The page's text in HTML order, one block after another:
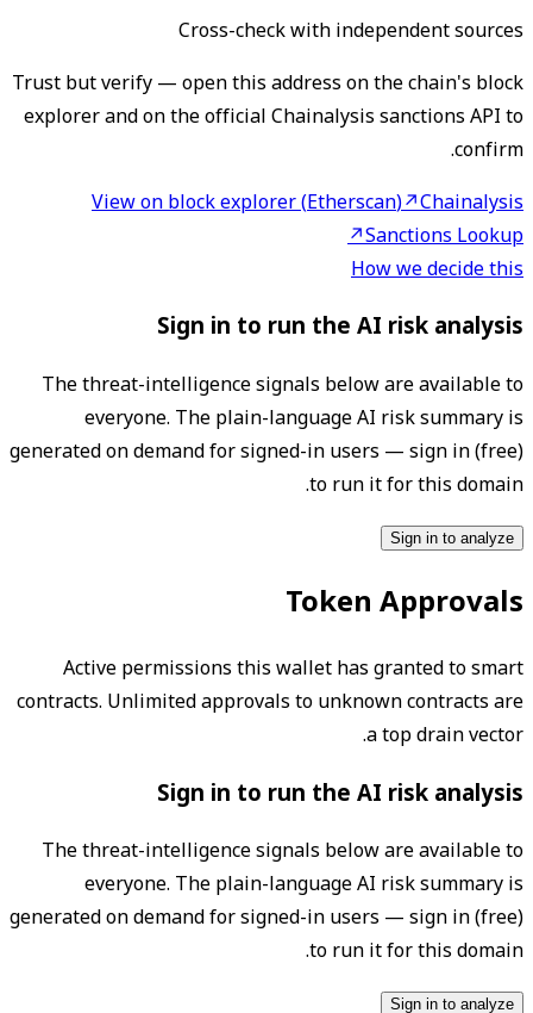
Cross-check with independent sources
Trust but verify — open this address on the chain's block
explorer and on the official Chainalysis sanctions API to
confirm.
View on block explorer(Etherscan)↗Chainalysis
Sanctions Lookup
↗
How we decide this
Sign in to run the AI risk analysis
The threat-intelligence signals below are available to
everyone. The plain-language AI risk summary is
generated on demand for signed-in users — sign in (free)
to run it for this domain.
Sign in to analyze
Token Approvals
Active permissions this wallet has granted to smart
contracts. Unlimited approvals to unknown contracts are
a top drain vector.
Sign in to run the AI risk analysis
The threat-intelligence signals below are available to
everyone. The plain-language AI risk summary is
generated on demand for signed-in users — sign in (free)
to run it for this domain.
Sign in to analyze